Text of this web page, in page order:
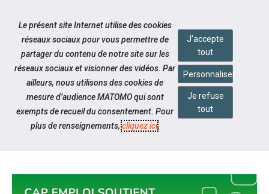
Aller au contenu
Notre actualité
JOURNÉE MONDIALE DE LA
Le présent site Internet utilise des cookies
réseaux sociaux pour vous permettre de
partager du contenu de notre site sur les
réseaux sociaux et visionner des vidéos. Par
ailleurs, nous utilisons des cookies de
mesure d’audience MATOMO qui sont
exempts de recueil du consentement. Pour
plus de renseignements,cliquez ici.
J'accepte
tout
Personnaliser
Je refuse
tout